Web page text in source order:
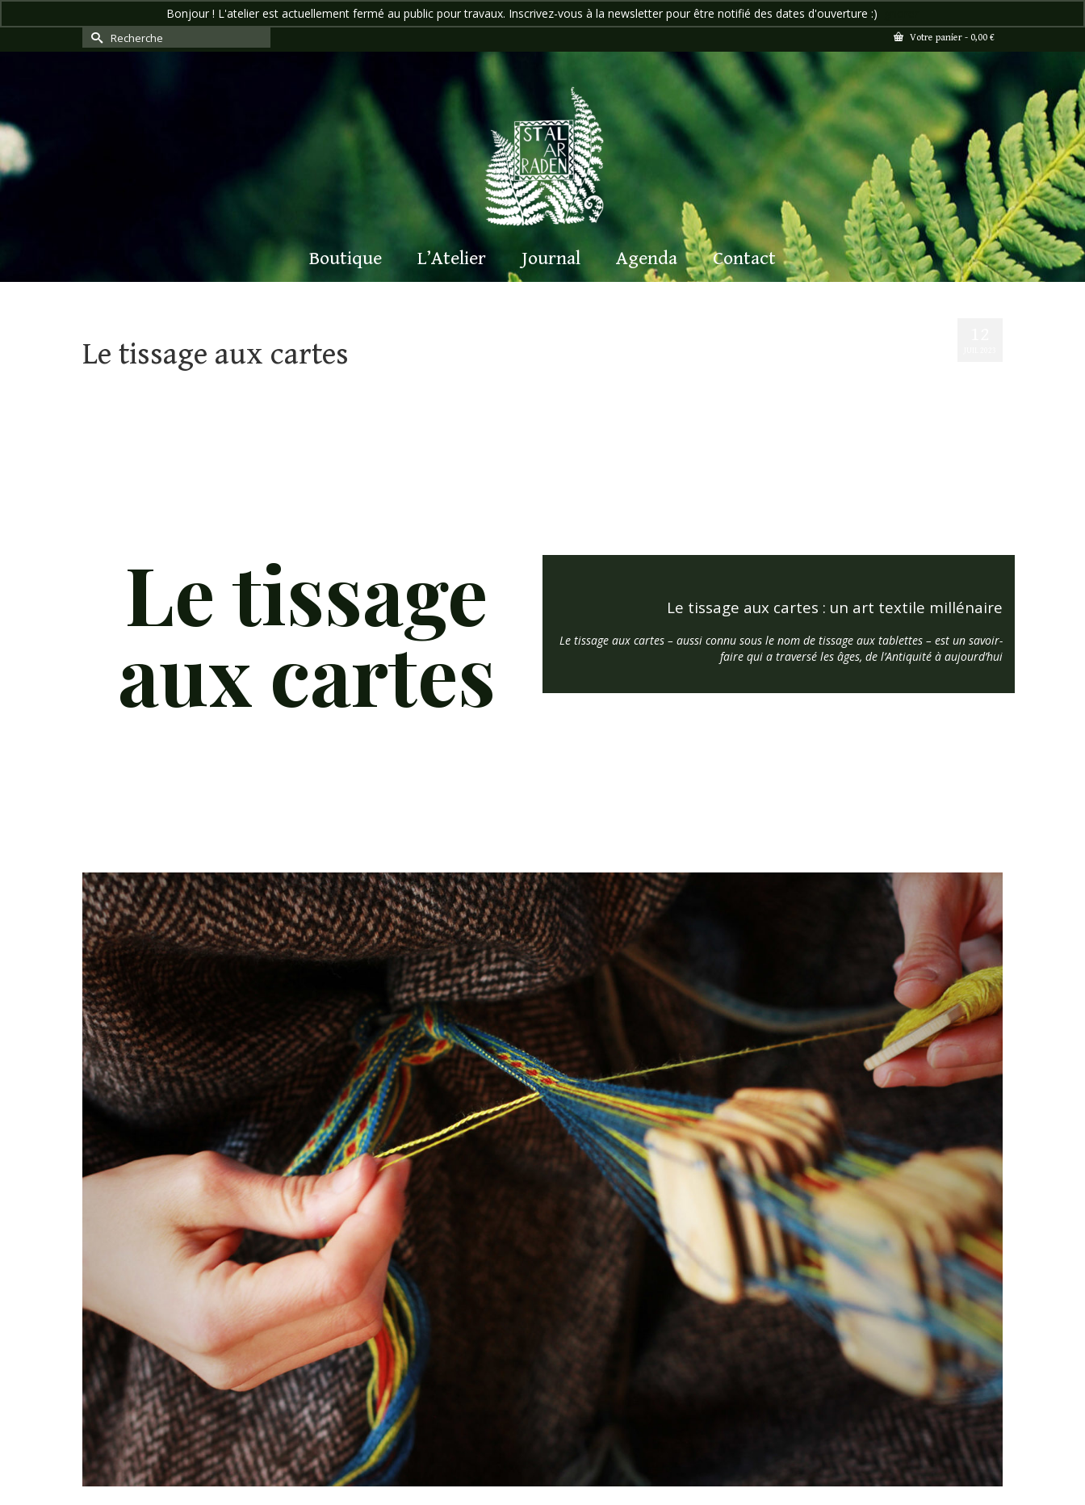
Bonjour ! L'atelier est actuellement fermé au public pour travaux. Inscrivez-vous à la newsletter pour être notifié des dates d'ouverture :)
Votre panier - 0,00 €
Rechercher :
Boutique L’Atelier Journal Agenda Contact
Le tissage aux cartes
Le tissage
aux cartes
Le tissage aux cartes : un art textile millénaire
Le tissage aux cartes – aussi connu sous le nom de tissage aux tablettes – est un savoir-
faire qui a traversé les âges, de l’Antiquité à aujourd’hui